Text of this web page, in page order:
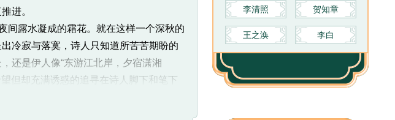
进。
露水凝成的霜花。就在这样一个深秋的
冷寂与落寞，诗人只知道所苦苦期盼的
还是伊人像“东游江北岸，夕宿潇湘
但却充满诱惑的追寻在诗人脚下和笔下
不会影响到对诗意的理解。在白居易
黄泉”的寻找，仍是“两处茫茫皆不见”，
李清照 贺知章
王之涣 李白